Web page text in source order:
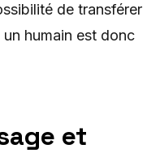
de transférer
humain est donc
et